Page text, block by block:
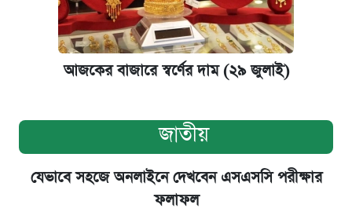
আজকের বাজারে স্বর্ণের দাম (২৯ জুলাই)
জাতীয়
যেভাবে সহজে অনলাইনে দেখবেন এসএসসি পরীক্ষার
ফলাফল